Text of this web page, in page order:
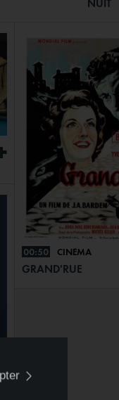
NUIT
00:50 CINÉMA
GRAND'RUE